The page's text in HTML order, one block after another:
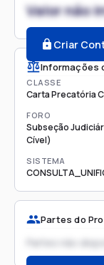
Valor não
Criar
Informações
CLASSE
Carta Precatória
FORO
Subseção
Cível)
SISTEMA
Partes do
Partes não